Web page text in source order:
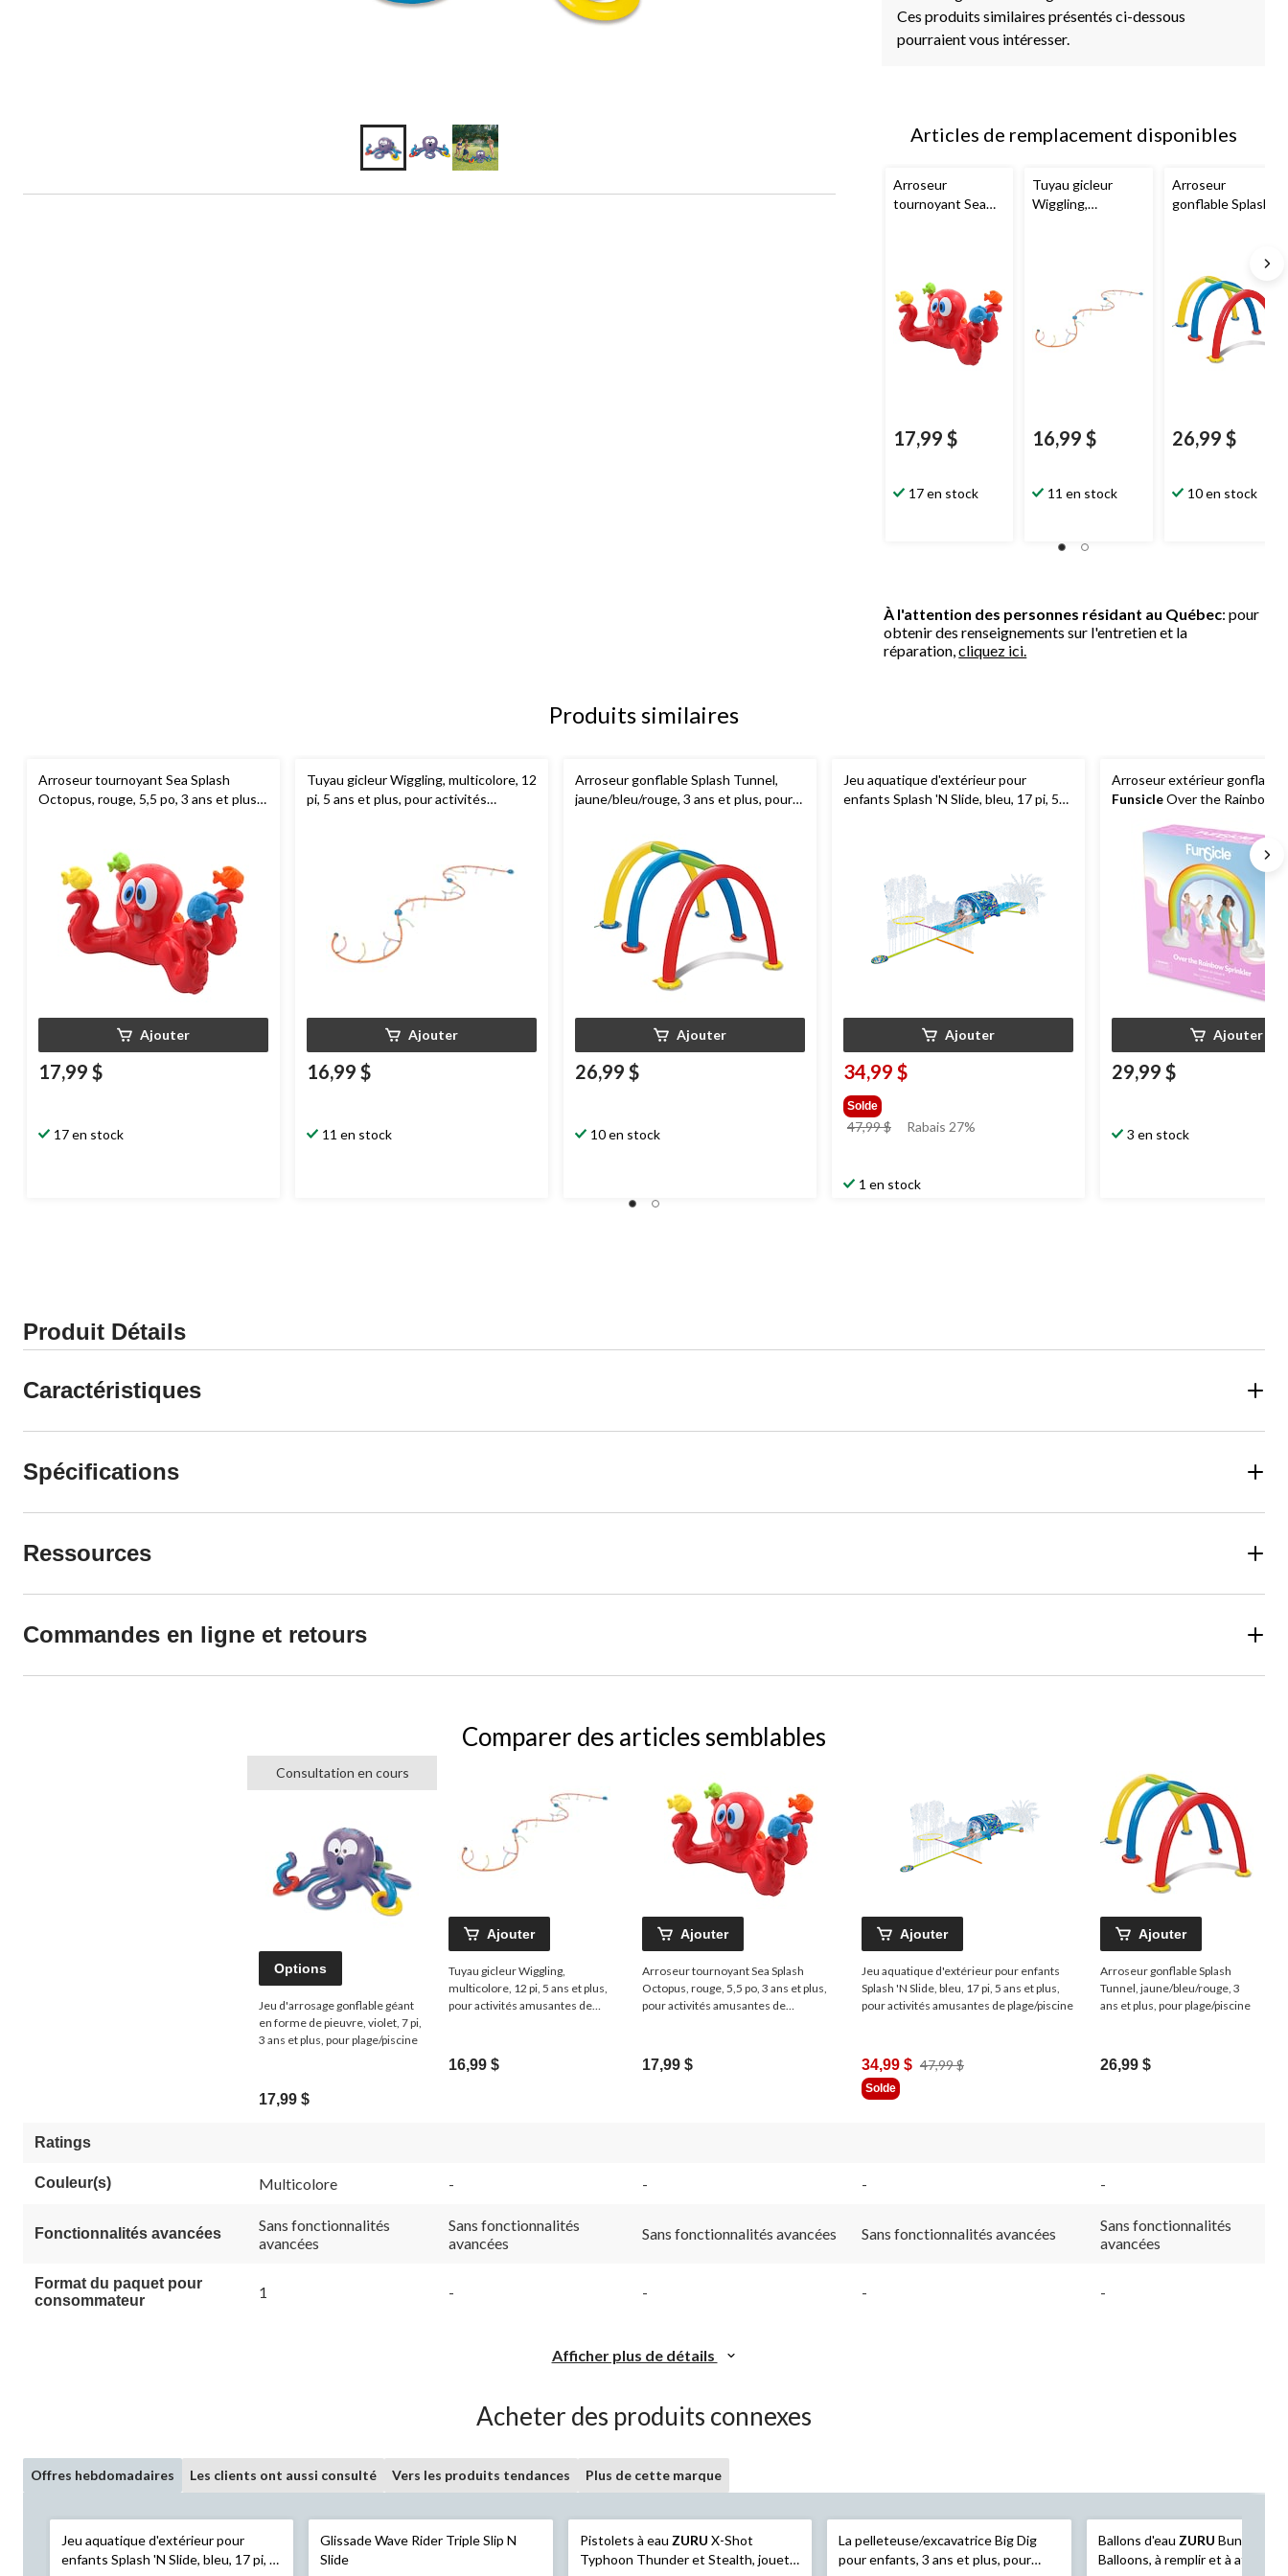
Ces produits similaires présentés ci-dessous
pourraient vous intéresser.
Articles de remplacement disponibles
Arroseur
tournoyant Sea
activités
amusantes de
plage/piscine
17,99 $
17 en stock
Tuyau gicleur
Wiggling,
plage/piscine
16,99 $
11 en stock
Arroseur
gonflable Splash
3 ans et plus, pour
plage/piscine
26,99 $
10 en stock
À l'attention des personnes résidant au Québec: pour
obtenir des renseignements sur l'entretien et la
réparation,cliquez ici.
Produits similaires
Arroseur tournoyant Sea Splash
Octopus, rouge, 5,5 po, 3 ans et plus,
Ajouter
17,99 $
17 en stock
Tuyau gicleur Wiggling, multicolore, 12
pi, 5 ans et plus, pour activités
Ajouter
16,99 $
11 en stock
Arroseur gonflable Splash Tunnel,
jaune/bleu/rouge, 3 ans et plus, pour
Ajouter
26,99 $
10 en stock
Jeu aquatique d'extérieur pour
enfants Splash 'N Slide, bleu, 17 pi, 5
Ajouter
34,99 $
Solde
47,99 $
prixRabais 27%
1 en stock
Arroseur extérieur gonflable
FunsicleOver the Rainbow
Ajouter
29,99 $
3 en stock
Produit Détails
Caractéristiques
Spécifications
Ressources
Commandes en ligne et retours
Comparer des articles semblables
Consultation en cours
Options
Jeu d'arrosage gonflable géant
en forme de pieuvre, violet, 7 pi,
3 ans et plus, pour plage/piscine
17,99 $
Ajouter
Tuyau gicleur Wiggling,
multicolore, 12 pi, 5 ans et plus,
pour activités amusantes de
16,99 $
Ajouter
Arroseur tournoyant Sea Splash
Octopus, rouge, 5,5 po, 3 ans et plus,
pour activités amusantes de
17,99 $
Ajouter
Jeu aquatique d'extérieur pour enfants
Splash 'N Slide, bleu, 17 pi, 5 ans et plus,
pour activités amusantes de plage/piscine
34,99 $ 47,99 $Prix
Solde
Ajouter
Arroseur gonflable Splash
Tunnel, jaune/bleu/rouge, 3
ans et plus, pour plage/piscine
26,99 $
Ratings
Couleur(s) Multicolore - - - -
Fonctionnalités avancées
Sans fonctionnalités
avancées
Sans fonctionnalités
avancées
Sans fonctionnalités avancées Sans fonctionnalités avancées
Sans fonctionnalités
avancées
Format du paquet pour
consommateur
1 - - - -
Afficher plus de détails
Acheter des produits connexes
Offres hebdomadaires Les clients ont aussi consulté Vers les produits tendances Plus de cette marque
Jeu aquatique d'extérieur pour
enfants Splash 'N Slide, bleu, 17 pi, 5
Glissade Wave Rider Triple Slip N
Slide
Pistolets à eau ZURU X-Shot
Typhoon Thunder et Stealth, jouet
La pelleteuse/excavatrice Big Dig
pour enfants, 3 ans et plus, pour
Ballons d'eau ZURU Bunch O
Balloons, à remplir et à